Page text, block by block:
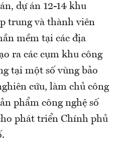
dự án 12-14 khu
trung và thành viên
mềm tại các địa
ra các cụm khu công
tại một số vùng bảo
cứu, làm chủ công
phẩm công nghệ số
phát triển Chính phủ